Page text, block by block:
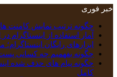
خبر فوری
چگونه ترتیب نمایش کامنت‌
آمار استفاده از اینستاگرام
ابزارهای رایگان
چگونه بفهمیم چه کسانی پست
چگونه پیام‌ های حذف‌ شده
کامل